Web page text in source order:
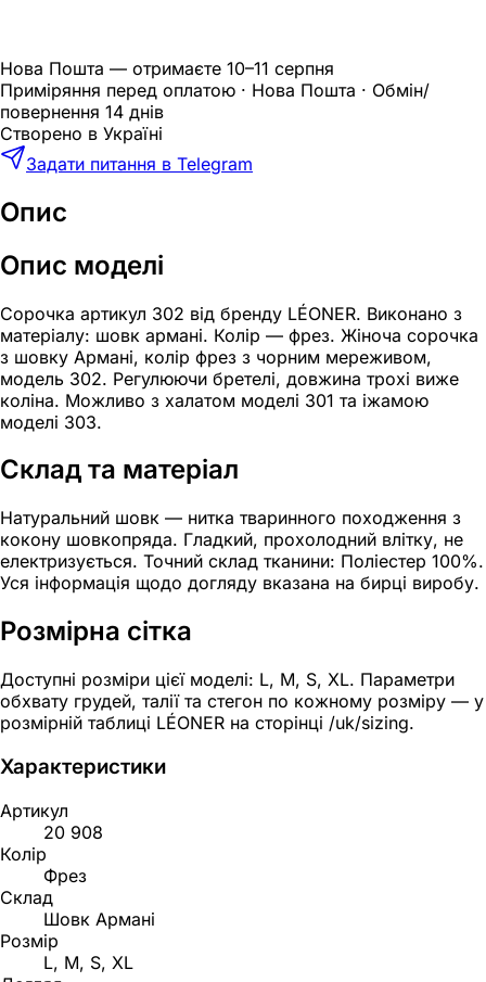
Нова Пошта — отримаєте 10–11 серпня
Приміряння перед оплатою · Нова Пошта · Обмін/
повернення 14 днів
Створено в Україні
Задати питання в Telegram
Опис
Опис моделі
Сорочка артикул 302 від бренду LÉONER. Виконано з
матеріалу: шовк армані. Колір — фрез. Жіноча сорочка
з шовку Армані, колір фрез з чорним мереживом,
модель 302. Регулюючи бретелі, довжина трохі виже
коліна. Можливо з халатом моделі 301 та іжамою
моделі 303.
Склад та матеріал
Натуральний шовк — нитка тваринного походження з
кокону шовкопряда. Гладкий, прохолодний влітку, не
електризується. Точний склад тканини: Поліестер 100%.
Уся інформація щодо догляду вказана на бирці виробу.
Розмірна сітка
Доступні розміри цієї моделі: L, M, S, XL. Параметри
обхвату грудей, талії та стегон по кожному розміру — у
розмірній таблиці LÉONER на сторінці /uk/sizing.
Характеристики
Артикул
20 908
Колір
Фрез
Склад
Шовк Армані
Розмір
L, M, S, XL